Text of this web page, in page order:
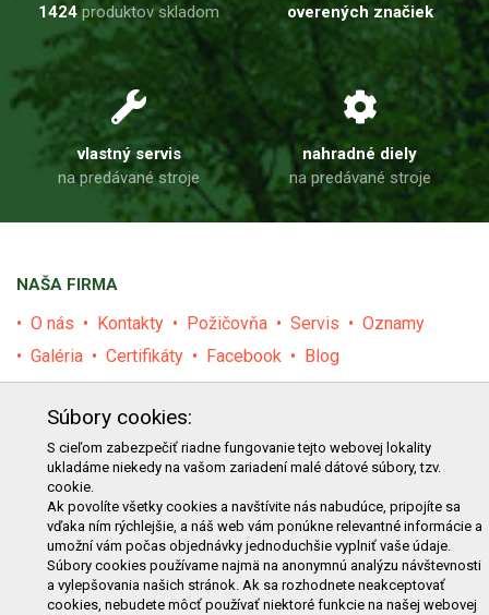
1424produktov skladom
overených značiek
vlastný servis
na predávané stroje
nahradné diely
na predávané stroje
NAŠA FIRMA
O nás Kontakty Požičovňa Servis
Oznamy
Galéria
Certifikáty Facebook Blog
E-shop Akcie Darčekové poukážky
Katalógy
Zľavy
Novinky Predávané značky
Bazár
Výzvy pre obce a firmy
NAKUPOVANIE
Obchodné podmienky
Cenník prepravy
Súbory cookies:
S cieľom zabezpečiť riadne fungovanie tejto webovej lokality
ukladáme niekedy na vašom zariadení malé dátové súbory, tzv.
cookie.
Ak povolíte všetky cookies a navštívite nás nabudúce, pripojíte sa
vďaka ním rýchlejšie, a náš web vám ponúkne relevantné informácie a
umožní vám počas objednávky jednoduchšie vyplniť vaše údaje.
Súbory cookies používame najmä na anonymnú analýzu návštevnosti
a vylepšovania našich stránok. Ak sa rozhodnete neakceptovať
cookies, nebudete môcť používať niektoré funkcie na našej webovej